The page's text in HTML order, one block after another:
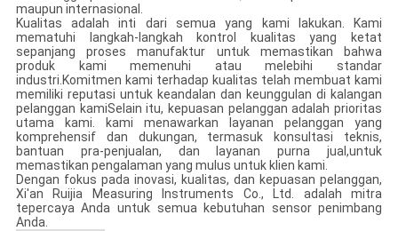
maupun internasional.
Kualitas adalah inti dari semua yang kami lakukan. Kami
mematuhi langkah-langkah kontrol kualitas yang ketat
sepanjang proses manufaktur untuk memastikan bahwa
produk kami memenuhi atau melebihi standar
industri.Komitmen kami terhadap kualitas telah membuat kami
memiliki reputasi untuk keandalan dan keunggulan di kalangan
pelanggan kamiSelain itu, kepuasan pelanggan adalah prioritas
utama kami. kami menawarkan layanan pelanggan yang
komprehensif dan dukungan, termasuk konsultasi teknis,
bantuan pra-penjualan, dan layanan purna jual,untuk
memastikan pengalaman yang mulus untuk klien kami.
Dengan fokus pada inovasi, kualitas, dan kepuasan pelanggan,
Xi'an Ruijia Measuring Instruments Co., Ltd. adalah mitra
tepercaya Anda untuk semua kebutuhan sensor penimbang
Anda.